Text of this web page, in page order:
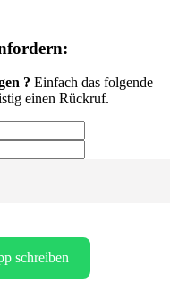
? Einfach das folgende
einen Rückruf.
schreiben